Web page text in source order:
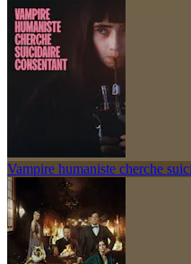
Vampire humaniste cherche